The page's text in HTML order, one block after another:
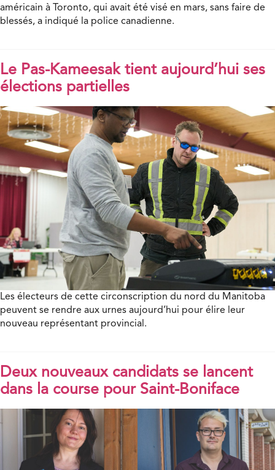
américain à Toronto, qui avait été visé en mars, sans faire de
blessés, a indiqué la police canadienne.
Le Pas-Kameesak tient aujourd’hui ses
élections partielles
Les électeurs de cette circonscription du nord du Manitoba
peuvent se rendre aux urnes aujourd’hui pour élire leur
nouveau représentant provincial.
Deux nouveaux candidats se lancent
dans la course pour Saint-Boniface